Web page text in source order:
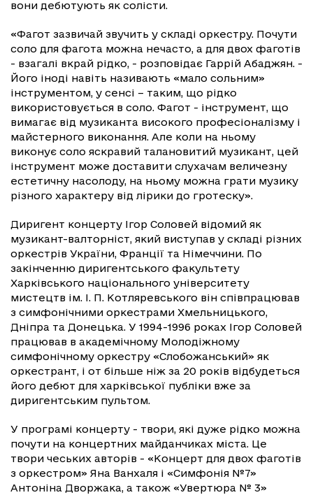
вони дебютують як солісти.
«Фагот зазвичай звучить у складі оркестру. Почути
соло для фагота можна нечасто, а для двох фаготів
- взагалі вкрай рідко, - розповідає Гаррій Абаджян. -
Його іноді навіть називають «мало сольним»
інструментом, у сенсі – таким, що рідко
використовується в соло. Фагот - інструмент, що
вимагає від музиканта високого професіоналізму і
майстерного виконання. Але коли на ньому
виконує соло яскравий талановитий музикант, цей
інструмент може доставити слухачам величезну
естетичну насолоду, на ньому можна грати музику
різного характеру від лірики до гротеску».
Диригент концерту Ігор Соловей відомий як
музикант-валторніст, який виступав у складі різних
оркестрів України, Франції та Німеччини. По
закінченню диригентського факультету
Харківського національного університету
мистецтв ім. І. П. Котляревського він співпрацював
з симфонічними оркестрами Хмельницького,
Дніпра та Донецька. У 1994-1996 роках Ігор Соловей
працював в академічному Молодіжному
симфонічному оркестру «Слобожанський» як
оркестрант, і от більше ніж за 20 років відбудеться
його дебют для харківської публіки вже за
диригентським пультом.
У програмі концерту - твори, які дуже рідко можна
почути на концертних майданчиках міста. Це
твори чеських авторів - «Концерт для двох фаготів
з оркестром» Яна Ванхаля і «Симфонія №7»
Антоніна Дворжака, а також «Увертюра № 3»